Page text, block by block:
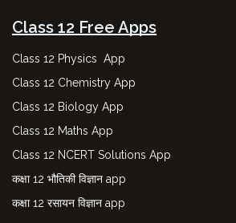
Class 12 Free Apps
Class 12 Physics App
Class 12 Chemistry App
Class 12 Biology App
Class 12 Maths App
Class 12 NCERT Solutions App
कक्षा 12 भौतिकी विज्ञान app
कक्षा 12 रसायन विज्ञान app